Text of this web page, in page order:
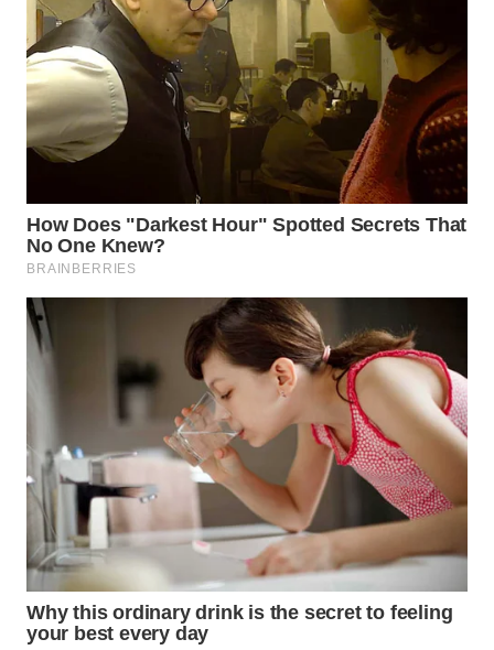
WAHANA
KONSUMEN
WAHANA
LISTRIK
TRAVEL
WAHANA
WAHANANEWS
WAHANANEWS
CO ID
WAHANANEWS
NET
WAHANA
SPORT